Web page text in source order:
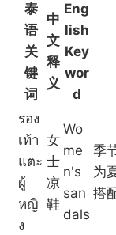
泰
语
关
键
词
中
文
释
义
Eng
lish
Key
wor
d
รอง
เท้า
แตะ
ผู้
หญิ
ง
女
士
凉
鞋
Wo
me
n's
san
dals
季
为
搭